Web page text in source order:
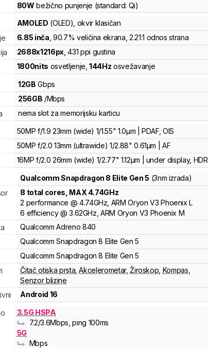
80W bežično punjenje (standard: Qi)
AMOLED (OLED) , okvir klasičan
6.85 inča , 90.7% veličina ekrana , 2.21:1 odnos strana
2688x1216px ,431 ppi gustina
1800nits osvetljenje 144Hz osvežavanje
12GB Gbps
256GB /Mbps
nema slot za memorijsku karticu
50MP f/1.9 23mm (wide) 1/1.55" 1.0µm | PDAF, OIS
50MP f/2.0 13mm (ultrawide) 1/2.88" 0.61µm | AF
16MP f/2.0 26mm (wide) 1/2.77" 1.12µm | under display, HDR
QualcommSnapdragon 8 Elite Gen 5 (3nm izrada)
8 total cores , MAX 4.74GHz
2 performance @ 4.74GHz, ARM Oryon V3 Phoenix L
6 efficiency @ 3.62GHz,ARM Oryon V3 Phoenix M
Qualcomm Adreno 840
Qualcomm Snapdragon 8 Elite Gen 5
Qualcomm Snapdragon 8 Elite Gen 5
Čitač otiska prsta ,Akcelerometar,Žiroskop Kompas
Senzor blizine
Android 16
3.5G HSPA
7.2/3.6Mbps , ping 100ms
5G
Mbps